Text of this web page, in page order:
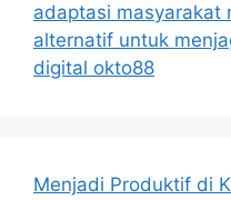
adaptasi masyarakat
alternatif untuk
digital okto88
Menjadi Produktif di